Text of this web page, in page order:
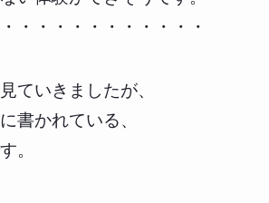
・・・・・・・・・・・
ていきましたが、
書かれている、
。